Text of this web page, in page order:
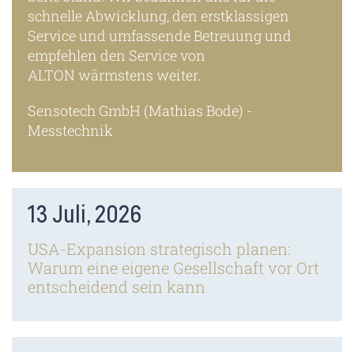
schnelle Abwicklung, den erstklassigen
Service und umfassende Betreuung und
empfehlen den Service von
ALTON wärmstens weiter.
Sensotech GmbH (Mathias Bode) -
Messtechnik
13 Juli, 2026
USA-Expansion strategisch planen:
Warum eine eigene Gesellschaft vor Ort
entscheidend sein kann